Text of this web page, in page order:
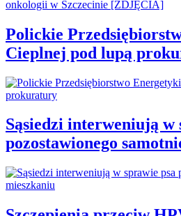
Polickie
Cieplnej pod lupą
Sąsiedzi interweniują w
pozostawionego